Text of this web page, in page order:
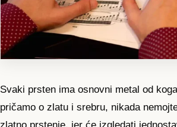
Svaki prsten ima osnovni metal od
pričamo o zlatu i srebru, nikada